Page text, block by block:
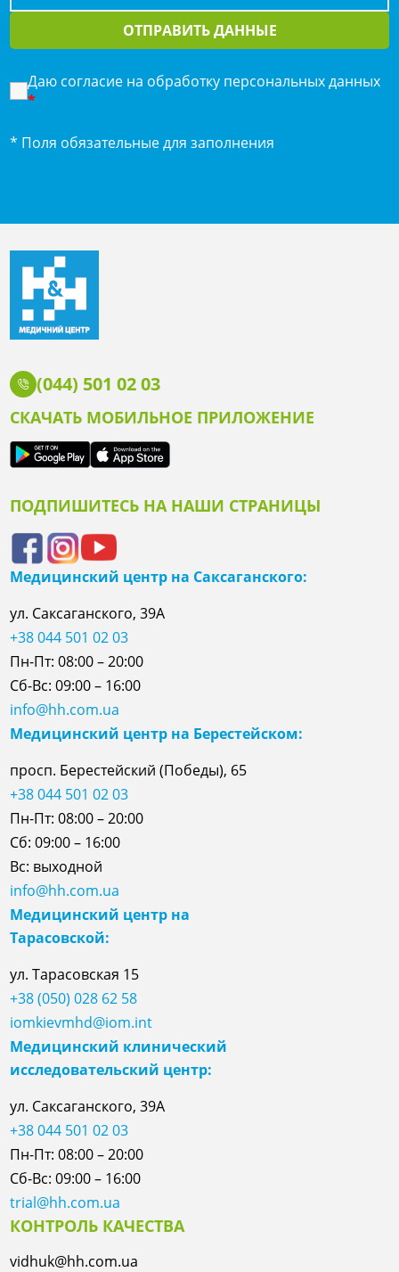
ОТПРАВИТЬ ДАННЫЕ
Даю согласие на обработку персональных данных
*
* Поля обязательные для заполнения
(044) 501 02 03
СКАЧАТЬ МОБИЛЬНОЕ ПРИЛОЖЕНИЕ
ПОДПИШИТЕСЬ НА НАШИ СТРАНИЦЫ
Медицинский центр на Саксаганского:
ул. Саксаганского, 39А
+38 044 501 02 03
Пн-Пт: 08:00 – 20:00
Сб-Вс: 09:00 – 16:00
info@hh.com.ua
Медицинский центр на Берестейском:
просп. Берестейский (Победы), 65
+38 044 501 02 03
Пн-Пт: 08:00 – 20:00
Сб: 09:00 – 16:00
Вс: выходной
info@hh.com.ua
Медицинский центр на
Тарасовской:
ул.Тарасовская 15
+38 (050) 028 62 58
iomkievmhd@iom.int
Медицинский клинический
исследовательский центр:
ул. Саксаганского, 39А
+38 044 501 02 03
Пн-Пт: 08:00 – 20:00
Сб-Вс: 09:00 – 16:00
trial@hh.com.ua
КОНТРОЛЬ КАЧЕСТВА
vidhuk@hh.com.ua